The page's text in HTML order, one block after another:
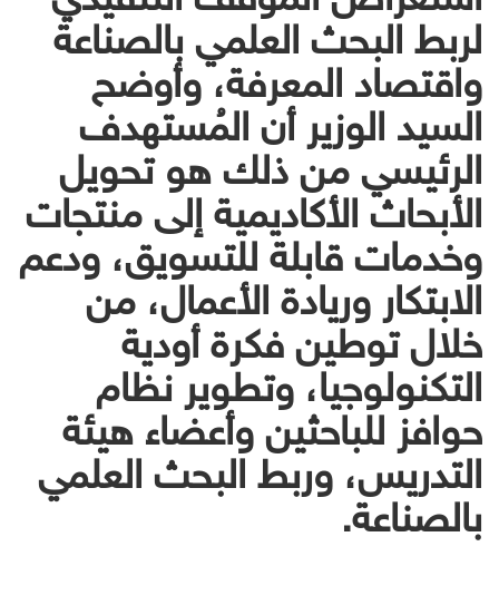
لربط البحث العلمي بالصناعة
واقتصاد المعرفة، وأوضح
السيد الوزير أن المُستهدف
الرئيسي من ذلك هو تحويل
الأبحاث الأكاديمية إلى منتجات
وخدمات قابلة للتسويق، ودعم
الابتكار وريادة الأعمال، من
خلال توطين فكرة أودية
التكنولوجيا، وتطوير نظام
حوافز للباحثين وأعضاء هيئة
التدريس، وربط البحث العلمي
بالصناعة.